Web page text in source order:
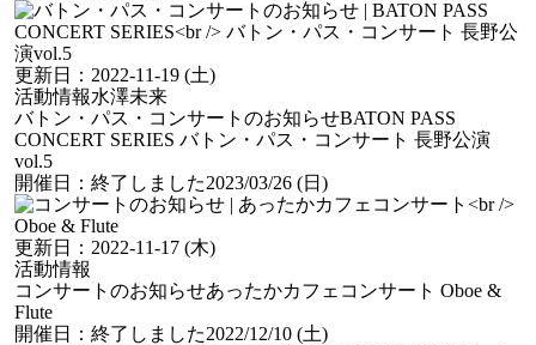
更新日： 2022-11-19 (土)
活動情報水澤未来
バトン・パス・コンサートのお知らせBATON PASS
CONCERT SERIES バトン・パス・コンサート 長野公演
vol.5
開催日： 終了しました2023/03/26 (日)
更新日： 2022-11-17 (木)
活動情報
コンサートのお知らせあったかカフェコンサート Oboe &
Flute
開催日： 終了しました2022/12/10 (土)